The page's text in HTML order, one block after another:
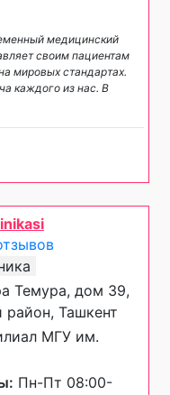
медицинский
своим пациентам
мировых стандартах.
каждого из нас. В
Темура, дом 39,
Ташкент
МГУ им.
Пн-Пт 08:00-